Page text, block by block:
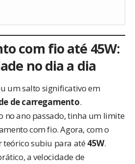
com fio até 45W:
no dia a dia
um salto significativo em
de carregamento.
no ano passado, tinha um limite
com fio. Agora, com o
teórico subiu para até 45W.
a velocidade de